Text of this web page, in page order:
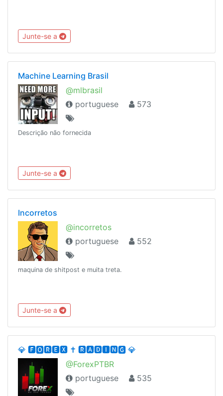
Junte-se a
Machine Learning Brasil
@mlbrasil
portuguese
573
Descrição não fornecida
Junte-se a
Incorretos
@incorretos
portuguese
552
maquina de shitpost e muita treta.
Junte-se a
💎 🅵🅾️🆁🅴🆇 ✝️ 🆁🅰️🅳🅸🅽🅶 💎
@ForexPTBR
portuguese
535